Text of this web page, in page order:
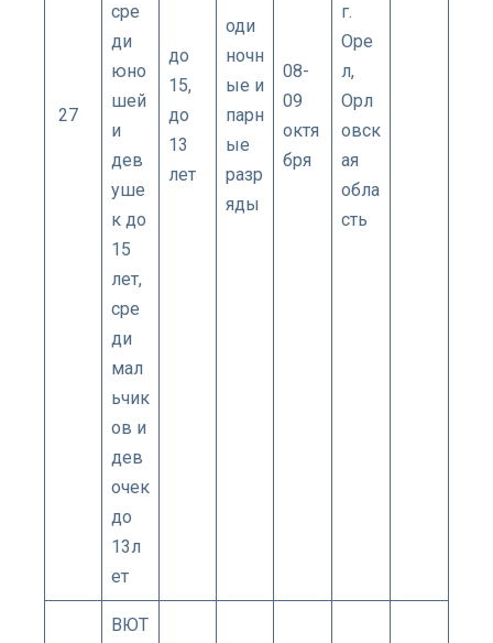
27
сре
ди
юно
шей
и
дев
уше
к до
15
лет,
сре
ди
мал
ьчик
ов и
дев
очек
до
13л
ет
до
15,
до
13
лет
оди
ночн
ые и
парн
ые
разр
яды
08-
09
октя
бря
г.​
Оре
л,
Орл
овск
ая
обла
сть
ВЮТ